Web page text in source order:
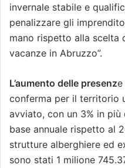
invernale stabile e
penalizzare gli
mano rispetto alla scelta
vacanze in Abruzzo”.
L’aumento delle presenze
conferma per il territorio
avviato, con un 3% in più
base annuale rispetto al
strutture alberghiere ed
sono stati 1 milione